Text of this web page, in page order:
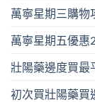
萬寧星期三購物
萬寧星期五優惠
壯陽藥邊度買最
初次買壯陽藥買